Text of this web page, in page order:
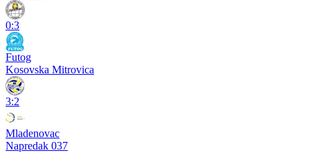
0:3
Futog
Kosovska Mitrovica
3:2
Mladenovac
Napredak 037